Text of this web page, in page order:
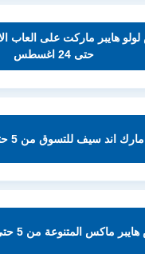
هايبر ماركت على العاب
حتى 24 اغسطس
اند سيف للتسوق من 5 حتى 19 اغسطس
ماكس المتنوعة من 5 حتى 18 اغسطس